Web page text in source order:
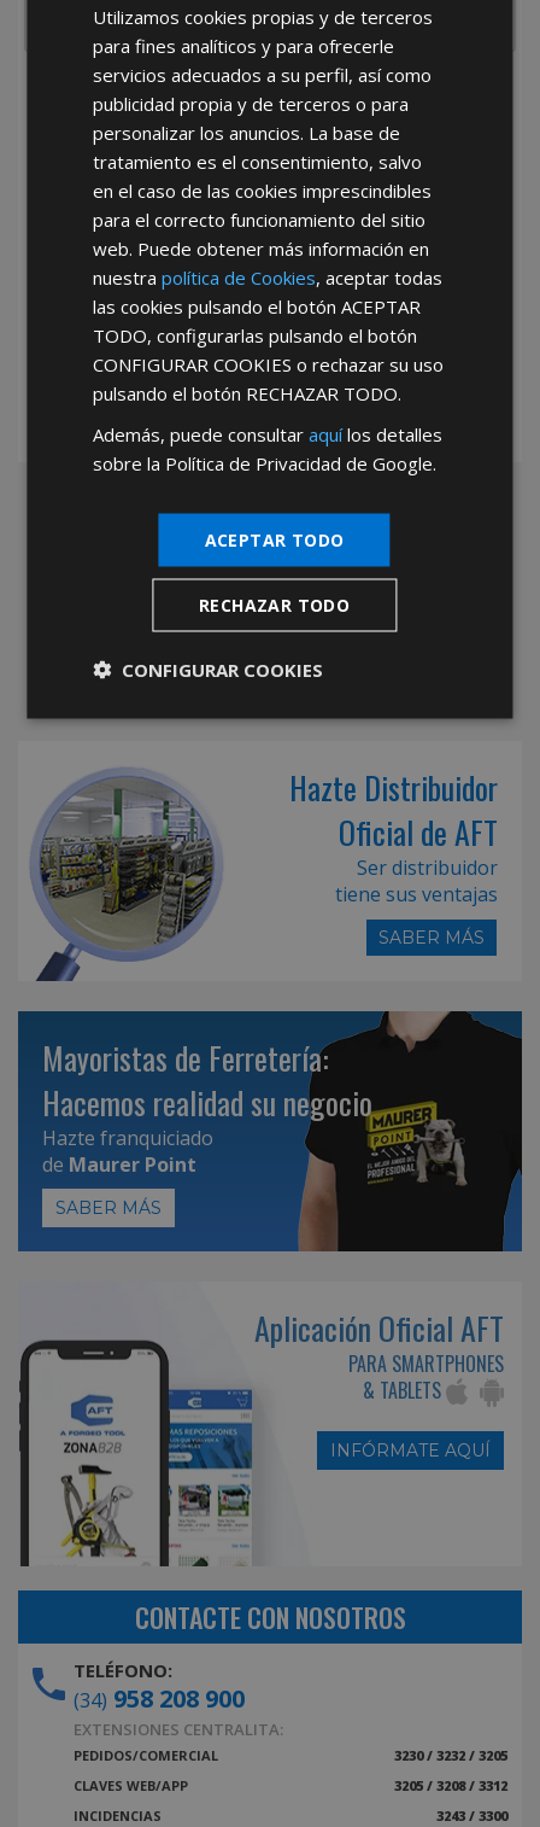
He leído y acepto la Política de Privacidad
*Abstenerse particulares, sólo venta a tiendas y empresas minoristas y
Hazte Distribuidor
Oficial de AFT
Ser distribuidor
tiene sus ventajas
SABER MÁS
Mayoristas de Ferretería:
Hacemos realidad su negocio
Hazte franquiciado
de Maurer Point
SABER MÁS
Aplicación Oficial AFT
PARA SMARTPHONES
& TABLETS
INFÓRMATE AQUÍ
CONTACTE CON NOSOTROS
TELÉFONO:
(34) 958 208 900
EXTENSIONES CENTRALITA:
PEDIDOS/COMERCIAL
3230 / 3232 / 3205
CLAVES WEB/APP
3205 / 3208 / 3312
INCIDENCIAS
3243 / 3300
Utilizamos cookies propias y de terceros
para fines analíticos y para ofrecerle
servicios adecuados a su perfil, así como
publicidad propia y de terceros o para
personalizar los anuncios. La base de
tratamiento es el consentimiento, salvo
en el caso de las cookies imprescindibles
para el correcto funcionamiento del sitio
web. Puede obtener más información en
nuestrapolítica de Cookies, aceptar todas
las cookies pulsando el botónACEPTAR
TODO, configurarlas pulsando el botón
CONFIGURAR COOKIES o rechazar su uso
pulsando el botón RECHAZAR TODO.
Además, puede consultaraquílos detalles
sobre la Política de Privacidad de Google.
ACEPTAR TODO
RECHAZAR TODO
CONFIGURAR COOKIES